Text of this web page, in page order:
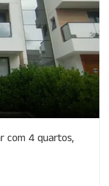
com 4 quartos,